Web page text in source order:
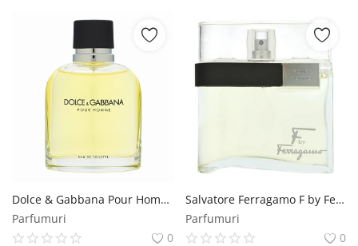
Dolce & Gabbana Pour Homme eau de Toilette pentru barbati 125 ml Dolce & Gabbana
Parfumuri
0
Salvatore Ferragamo F by Ferragamo Pour Homme eau de Toilette pentru barbati 100 ml Salvatore Ferragamo
Parfumuri
0